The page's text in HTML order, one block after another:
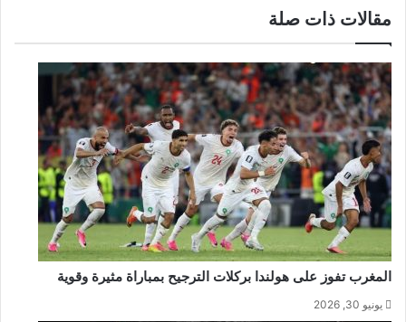
مقالات ذات صلة
المغرب تفوز على هولندا بركلات الترجيح بمباراة مثيرة وقوية
يونيو 30, 2026